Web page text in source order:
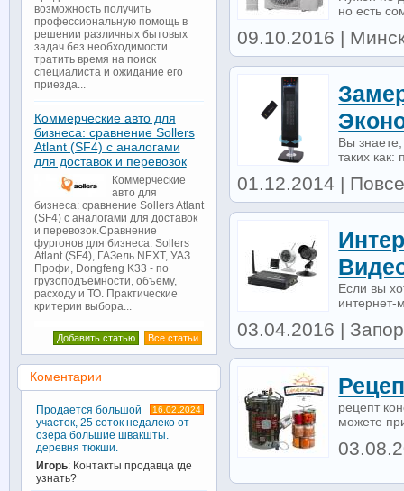
но есть
09.10.2016 |
Вы
таких
01.12.2014 |
Если вы
интернет-
03.04.2016 |
рецепт
можете
возможность получить
профессиональную помощь в
решении различных бытовых
задач без необходимости
тратить время на поиск
специалиста и ожидание его
приезда...
Коммерческие авто для
бизнеса: сравнение Sollers
Atlant (SF4) с аналогами
для доставок и перевозок
Коммерческие
авто для
бизнеса: сравнение Sollers Atlant
(SF4) с аналогами для доставок
и перевозок.Сравнение
фургонов для бизнеса: Sollers
Atlant (SF4), ГАЗель NEXT, УАЗ
Профи, Dongfeng K33 - по
грузоподъёмности, объёму,
расходу и ТО. Практические
критерии выбора...
Все статьи
Добавить статью
Коментарии
16.02.2024
Продается большой
участок, 25 соток недалеко от
озера большие швакшты.
деревня тюкши.
Игорь: Контакты продавца где
узнать?